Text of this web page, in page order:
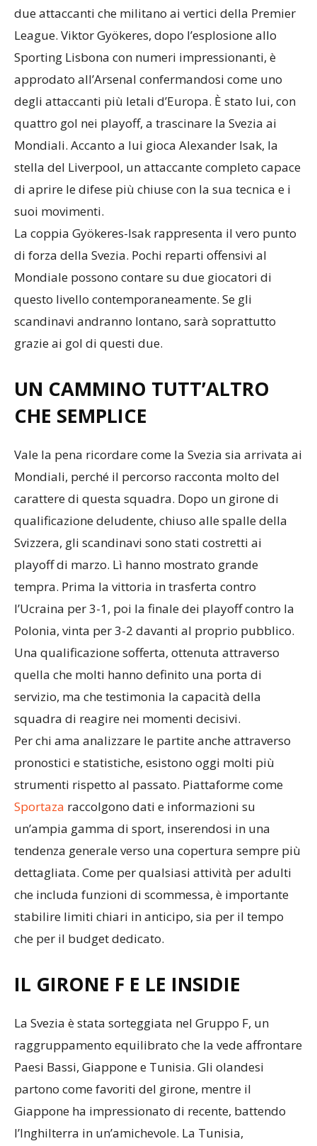
offensive più temibili dell’intero torneo, formata da
due attaccanti che militano ai vertici della Premier
League. Viktor Gyökeres, dopo l’esplosione allo
Sporting Lisbona con numeri impressionanti, è
approdato all’Arsenal confermandosi come uno
degli attaccanti più letali d’Europa. È stato lui, con
quattro gol nei playoff, a trascinare la Svezia ai
Mondiali. Accanto a lui gioca Alexander Isak, la
stella del Liverpool, un attaccante completo capace
di aprire le difese più chiuse con la sua tecnica e i
suoi movimenti.
La coppia Gyökeres-Isak rappresenta il vero punto
di forza della Svezia. Pochi reparti offensivi al
Mondiale possono contare su due giocatori di
questo livello contemporaneamente. Se gli
scandinavi andranno lontano, sarà soprattutto
UN CAMMINO TUTT’ALTRO
Vale la pena ricordare come la Svezia sia arrivata ai
Mondiali, perché il percorso racconta molto del
carattere di questa squadra. Dopo un girone di
qualificazione deludente, chiuso alle spalle della
Svizzera, gli scandinavi sono stati costretti ai
playoff di marzo. Lì hanno mostrato grande
tempra. Prima la vittoria in trasferta contro
l’Ucraina per 3-1, poi la finale dei playoff contro la
Polonia, vinta per 3-2 davanti al proprio pubblico.
Una qualificazione sofferta, ottenuta attraverso
quella che molti hanno definito una porta di
servizio, ma che testimonia la capacità della
squadra di reagire nei momenti decisivi.
Per chi ama analizzare le partite anche attraverso
pronostici e statistiche, esistono oggi molti più
strumenti rispetto al passato. Piattaforme come
Sportazaraccolgono dati e informazioni su
un’ampia gamma di sport, inserendosi in una
tendenza generale verso una copertura sempre più
dettagliata. Come per qualsiasi attività per adulti
che includa funzioni di scommessa, è importante
stabilire limiti chiari in anticipo, sia per il tempo
La Svezia è stata sorteggiata nel Gruppo F, un
raggruppamento equilibrato che la vede affrontare
Paesi Bassi, Giappone e Tunisia. Gli olandesi
partono come favoriti del girone, mentre il
Giappone ha impressionato di recente, battendo